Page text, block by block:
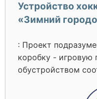
Устройство
«Зимний
: Проект
коробку - игровую
обустройством
требованиям